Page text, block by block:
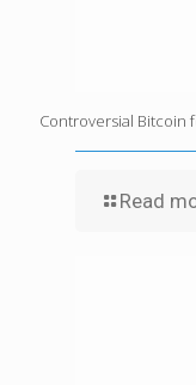
Controversial Bitcoin
Read